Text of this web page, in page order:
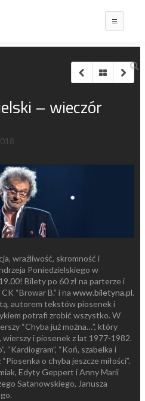
– wieczór
wrażliwość, skromność i
Poniedzielskiego w
Bilety po 60 zł na parterze i
“Browar B.” i na www.biletyna.pl.
autorem tekstów piosenek i
potrafi zrobić wszystko. W
“Chyba już można…”, który
i piosenek z lat 1977-1982.
“Kardiogram”, “Koń, szabelka i
o chyba jeszcze miłości”.
Edyty Geppert i Anny Marii
Satanowskiego, Janusza